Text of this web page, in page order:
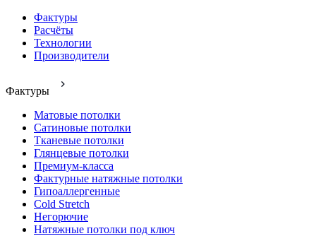
Фактуры
Расчёты
Технологии
Производители
Фактуры
Матовые потолки
Сатиновые потолки
Тканевые потолки
Глянцевые потолки
Премиум-класса
Фактурные натяжные потолки
Гипоаллергенные
Cold Stretch
Негорючие
Натяжные потолки под ключ